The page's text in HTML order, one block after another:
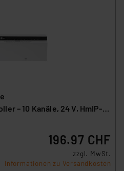
– 10 Kanäle, 24 V, HmIP-
196.97 CHF
zzgl. MwSt.
Informationen zu Versandkosten